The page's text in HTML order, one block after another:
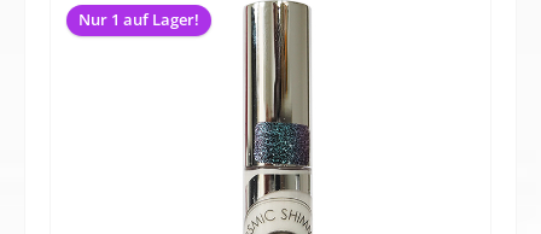
Nur 1 auf Lager!